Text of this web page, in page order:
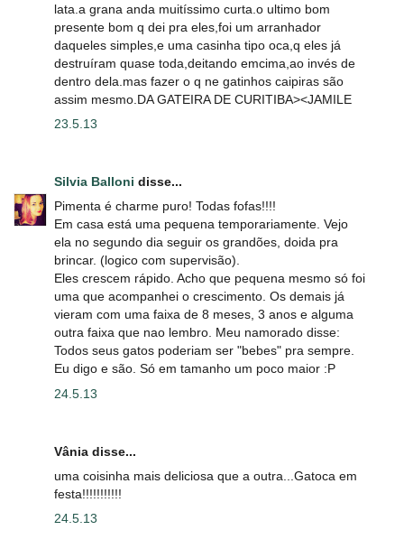
lata.a grana anda muitíssimo curta.o ultimo bom
presente bom q dei pra eles,foi um arranhador
daqueles simples,e uma casinha tipo oca,q eles já
destruíram quase toda,deitando emcima,ao invés de
dentro dela.mas fazer o q ne gatinhos caipiras são
assim mesmo.DA GATEIRA DE CURITIBA><JAMILE
23.5.13
Silvia Balloni disse...
Pimenta é charme puro! Todas fofas!!!!
Em casa está uma pequena temporariamente. Vejo
ela no segundo dia seguir os grandões, doida pra
brincar. (logico com supervisão).
Eles crescem rápido. Acho que pequena mesmo só foi
uma que acompanhei o crescimento. Os demais já
vieram com uma faixa de 8 meses, 3 anos e alguma
outra faixa que nao lembro. Meu namorado disse:
Todos seus gatos poderiam ser "bebes" pra sempre.
Eu digo e são. Só em tamanho um poco maior :P
24.5.13
Vânia disse...
uma coisinha mais deliciosa que a outra...Gatoca em
festa!!!!!!!!!!!
24.5.13